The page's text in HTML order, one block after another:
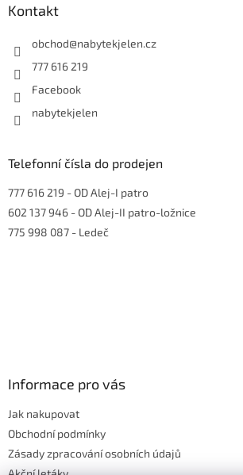
Kontakt
obchod@nabytekjelen.cz
777 616 219
Facebook
nabytekjelen
Telefonní čísla do prodejen
777 616 219 - OD Alej-I patro
602 137 946 - OD Alej-II patro-ložnice
775 998 087 - Ledeč
Informace pro vás
Jak nakupovat
Obchodní podmínky
Zásady zpracování osobních údajů